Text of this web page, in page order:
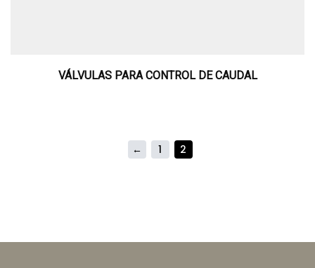
VÁLVULAS PARA CONTROL DE CAUDAL
← 1 2